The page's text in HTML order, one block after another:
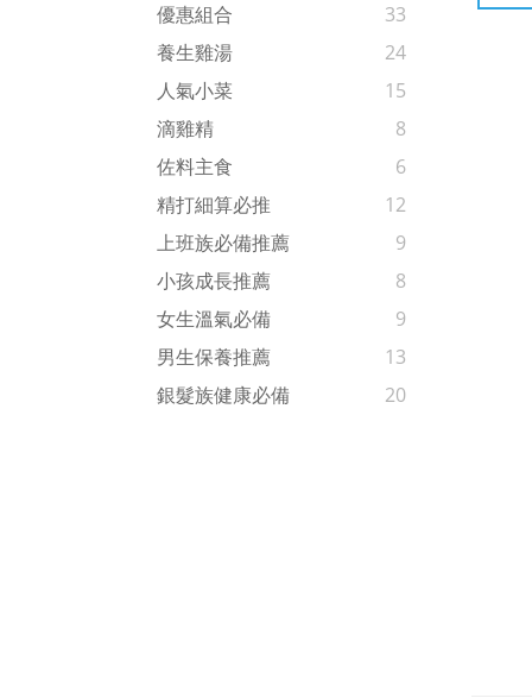
優惠組合
33
養生雞湯
24
人氣小菜
15
滴雞精
8
佐料主食
6
精打細算必推
12
上班族必備推薦
9
小孩成長推薦
8
女生溫氣必備
9
男生保養推薦
13
銀髮族健康必備
20